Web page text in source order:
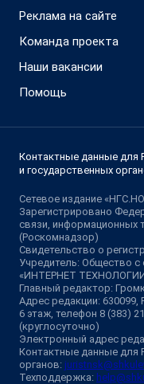
Реклама на сайте
Команда проекта
Наши вакансии
Помощь
Контактные данные для
и государственных
Сетевое издание
Зарегистрировано
связи, информационных
(Роскомнадзор)
Свидетельство о
Учредитель: Общество с
«ИНТЕРНЕТ
Главный редактор:
Адрес редакции: 630099,
6 этаж, телефон 8 (383)
(круглосуточно)
Электронный адрес
Контактные данные для
органов:
Техподдержка: